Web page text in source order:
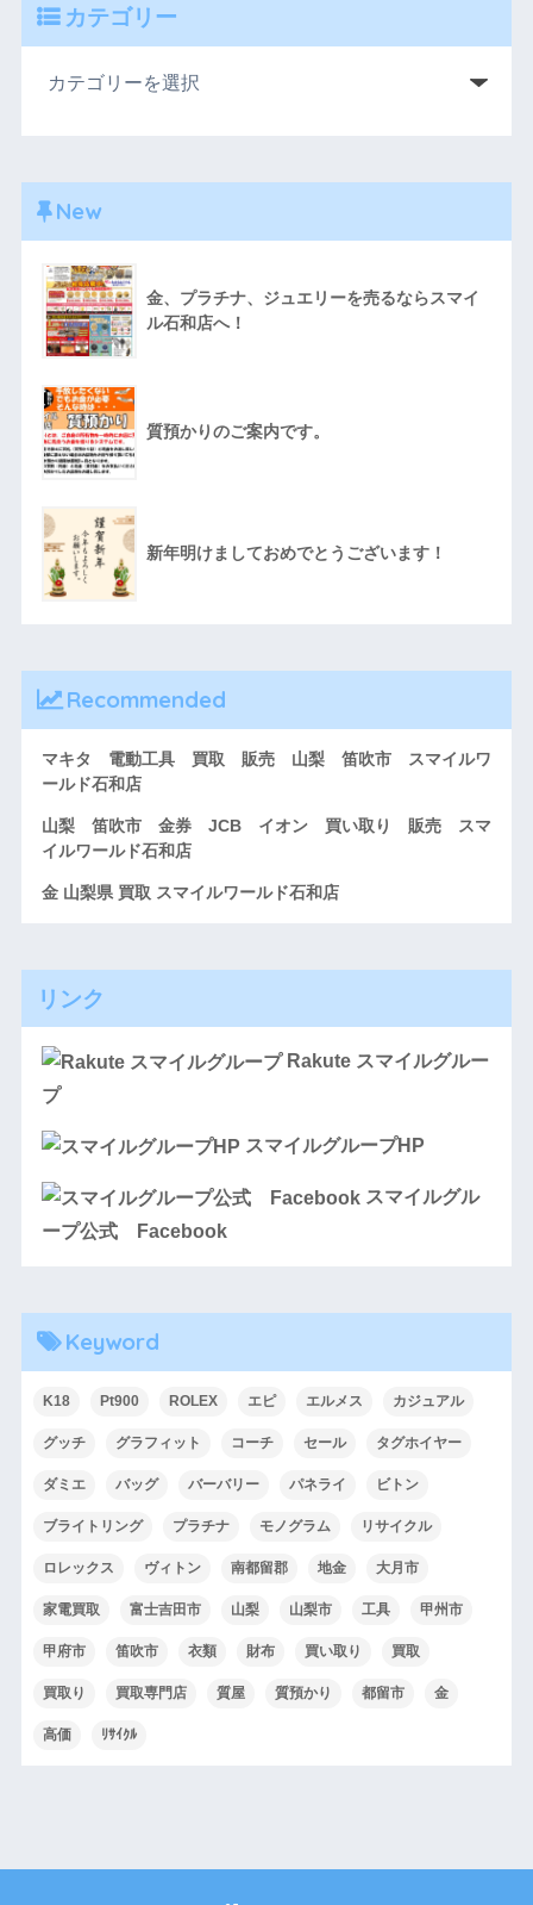
カテゴリー
New
金、プラチナ、ジュエリーを売るならスマイ
ル石和店へ！
質預かりのご案内です。
新年明けましておめでとうございます！
Recommended
マキタ 電動工具 買取 販売 山梨 笛吹市 スマイルワ
ールド石和店
山梨 笛吹市 金券 JCB イオン 買い取り 販売 スマ
イルワールド石和店
金 山梨県 買取 スマイルワールド石和店
リンク
Rakute スマイルグルー
プ
スマイルグループHP
スマイルグル
ープ公式 Facebook
Keyword
K18 Pt900 ROLEX エピ エルメス カジュアル
グッチ グラフィット コーチ セール タグホイヤー
ダミエ バッグ バーバリー パネライ ビトン
ブライトリング プラチナ モノグラム リサイクル
ロレックス ヴィトン 南都留郡 地金 大月市
家電買取 富士吉田市 山梨 山梨市 工具 甲州市
甲府市 笛吹市 衣類 財布 買い取り 買取
買取り 買取専門店 質屋 質預かり 都留市 金
高価 ﾘｻｲｸﾙ